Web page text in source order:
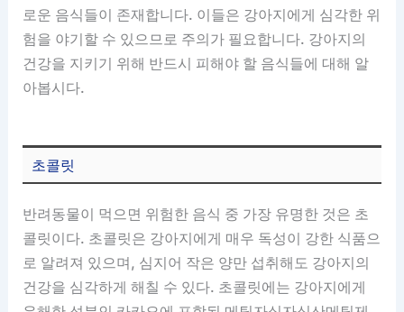
로운 음식들이 존재합니다. 이들은 강아지에게 심각한 위
험을 야기할 수 있으므로 주의가 필요합니다. 강아지의
건강을 지키기 위해 반드시 피해야 할 음식들에 대해 알
아봅시다.
초콜릿
반려동물이 먹으면 위험한 음식 중 가장 유명한 것은 초
콜릿이다. 초콜릿은 강아지에게 매우 독성이 강한 식품으
로 알려져 있으며, 심지어 작은 양만 섭취해도 강아지의
건강을 심각하게 해칠 수 있다. 초콜릿에는 강아지에게